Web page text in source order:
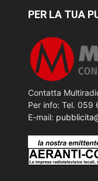
PER LA TUA
Contatta
Per info: Tel. 059
E-mail: